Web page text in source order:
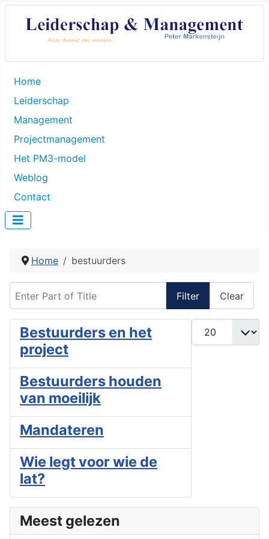
Home
Leiderschap
Management
Projectmanagement
Het PM3-model
Weblog
Contact
Home bestuurders
Filter Clear
Display #
Bestuurders en het
project
Bestuurders houden
van moeilijk
Mandateren
Wie legt voor wie de
lat?
Meest gelezen